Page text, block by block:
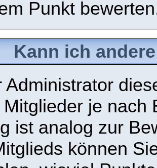
Punkt
Kann ich
Administrator
je nach
ist analog zur
können